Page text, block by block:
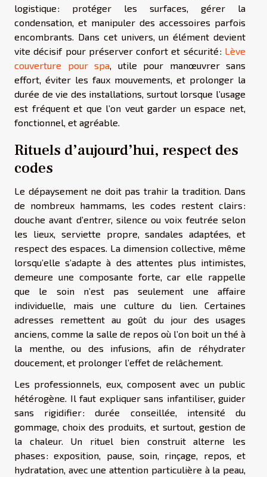
logistique : protéger les surfaces, gérer la
condensation, et manipuler des accessoires parfois
encombrants. Dans cet univers, un élément devient
vite décisif pour préserver confort et sécurité : Lève
couverture pour spa , utile pour manœuvrer sans
effort, éviter les faux mouvements, et prolonger la
durée de vie des installations, surtout lorsque l’usage
est fréquent et que l’on veut garder un espace net,
fonctionnel, et agréable.
Rituels d’aujourd’hui, respect des
codes
Le dépaysement ne doit pas trahir la tradition. Dans
de nombreux hammams, les codes restent clairs :
douche avant d’entrer, silence ou voix feutrée selon
les lieux, serviette propre, sandales adaptées, et
respect des espaces. La dimension collective, même
lorsqu’elle s’adapte à des attentes plus intimistes,
demeure une composante forte, car elle rappelle
que le soin n’est pas seulement une affaire
individuelle, mais une culture du lien. Certaines
adresses remettent au goût du jour des usages
anciens, comme la salle de repos où l’on boit un thé à
la menthe, ou des infusions, afin de réhydrater
doucement, et prolonger l’effet de relâchement.
Les professionnels, eux, composent avec un public
hétérogène. Il faut expliquer sans infantiliser, guider
sans rigidifier : durée conseillée, intensité du
gommage, choix des produits, et surtout, gestion de
la chaleur. Un rituel bien construit alterne les
phases : exposition, pause, soin, rinçage, repos, et
hydratation, avec une attention particulière à la peau,